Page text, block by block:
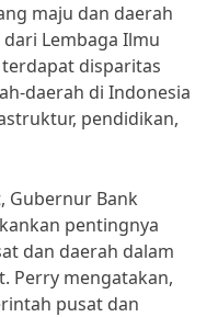
maju dan daerah
Lembaga Ilmu
disparitas
daerah di Indonesia
pendidikan,
Gubernur Bank
pentingnya
dan daerah dalam
Perry mengatakan,
pusat dan